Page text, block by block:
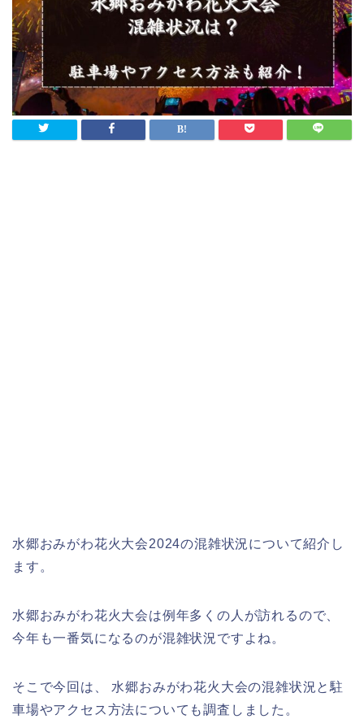
水郷おみがわ花火大会2024の混雑状況について紹介し
ます。
水郷おみがわ花火大会は例年多くの人が訪れるので、
今年も一番気になるのが混雑状況ですよね。
そこで今回は、 水郷おみがわ花火大会の混雑状況と駐
車場やアクセス方法についても調査しました。